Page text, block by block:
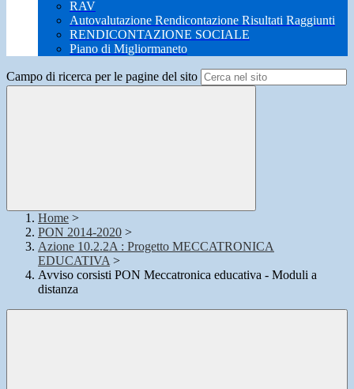
RAV
Autovalutazione Rendicontazione Risultati Raggiunti
RENDICONTAZIONE SOCIALE
Piano di Migliormaneto
Campo di ricerca per le pagine del sito
Home >
PON 2014-2020 >
Azione 10.2.2A : Progetto MECCATRONICA
EDUCATIVA >
Avviso corsisti PON Meccatronica educativa - Moduli a
distanza